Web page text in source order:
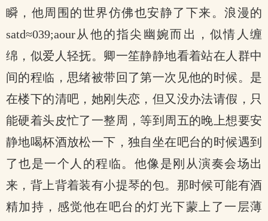
瞬，他周围的世界仿佛也安静了下来。浪漫的
satd≈039;aour从他的指尖幽婉而出，似情人缠
绵，似爱人轻抚。卿一笙静静地看着站在人群中
间的程临，思绪被带回了第一次见他的时候。是
在楼下的清吧，她刚失恋，但又没办法请假，只
能硬着头皮忙了一整周，等到周五的晚上想要安
静地喝杯酒放松一下，独自坐在吧台的时候遇到
了也是一个人的程临。他像是刚从演奏会场出
来，背上背着装有小提琴的包。那时候可能有酒
精加持，感觉他在吧台的灯光下蒙上了一层薄